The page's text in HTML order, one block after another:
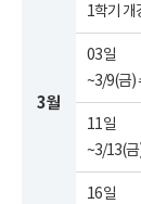
3월
1학기 개
03일
~3/9(금)
11일
~3/13(금
16일